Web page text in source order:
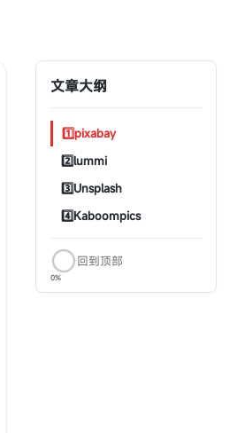
文章大纲
1️⃣pixabay
2️⃣lummi
3️⃣Unsplash
4️⃣Kaboompics
0%
回到顶部